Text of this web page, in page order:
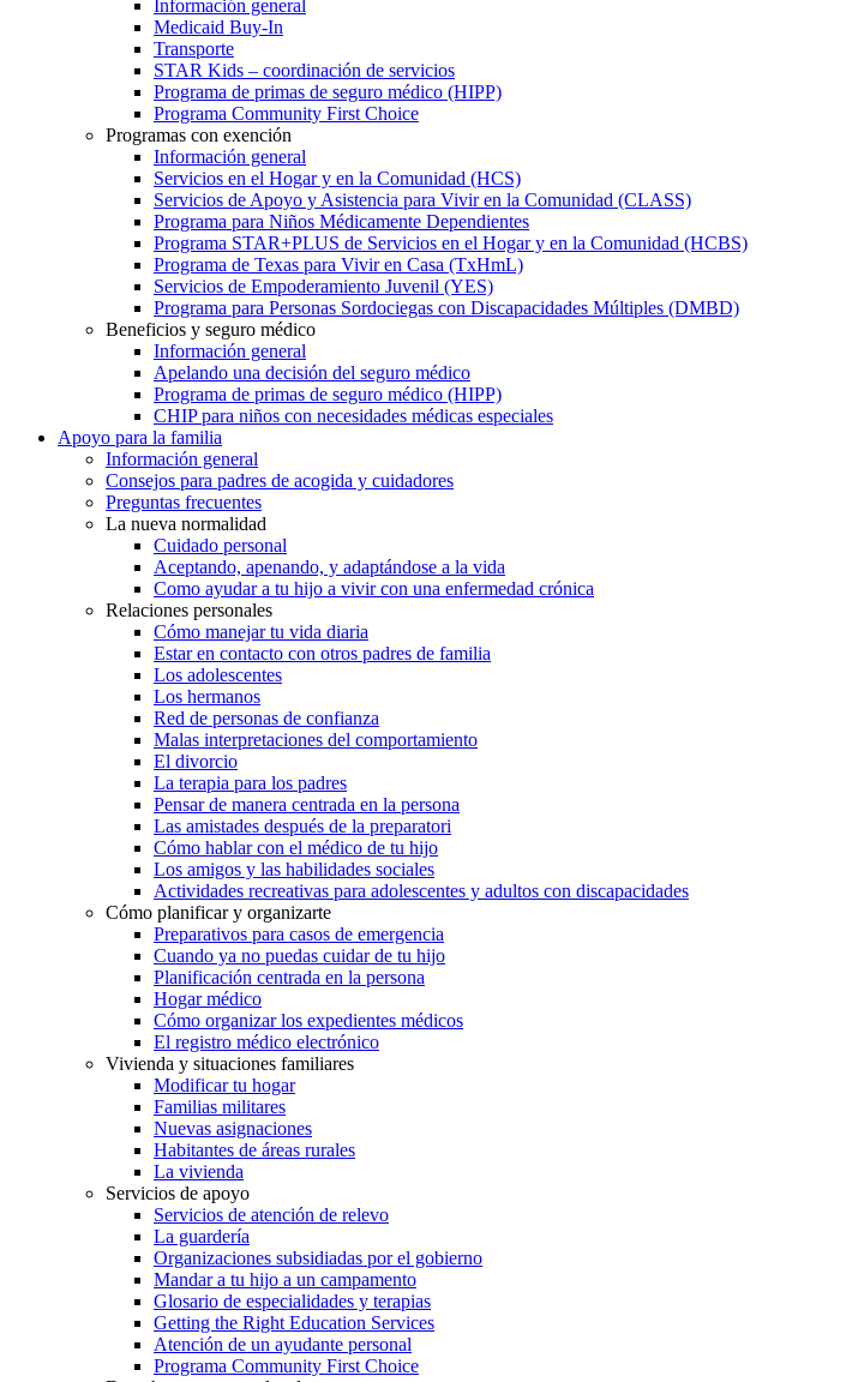
Información general
Medicaid Buy-In
Transporte
STAR Kids – coordinación de servicios
Programa de primas de seguro médico (HIPP)
Programa Community First Choice
Programas con exención
Información general
Servicios en el Hogar y en la Comunidad (HCS)
Servicios de Apoyo y Asistencia para Vivir en la Comunidad (CLASS)
Programa para Niños Médicamente Dependientes
Programa STAR+PLUS de Servicios en el Hogar y en la Comunidad (HCBS)
Programa de Texas para Vivir en Casa (TxHmL)
Servicios de Empoderamiento Juvenil (YES)
Programa para Personas Sordociegas con Discapacidades Múltiples (DMBD)
Beneficios y seguro médico
Información general
Apelando una decisión del seguro médico
Programa de primas de seguro médico (HIPP)
CHIP para niños con necesidades médicas especiales
Apoyo para la familia
Información general
Consejos para padres de acogida y cuidadores
Preguntas frecuentes
La nueva normalidad
Cuidado personal
Aceptando, apenando, y adaptándose a la vida
Como ayudar a tu hijo a vivir con una enfermedad crónica
Relaciones personales
Cómo manejar tu vida diaria
Estar en contacto con otros padres de familia
Los adolescentes
Los hermanos
Red de personas de confianza
Malas interpretaciones del comportamiento
El divorcio
La terapia para los padres
Pensar de manera centrada en la persona
Las amistades después de la preparatori
Cómo hablar con el médico de tu hijo
Los amigos y las habilidades sociales
Actividades recreativas para adolescentes y adultos con discapacidades
Cómo planificar y organizarte
Preparativos para casos de emergencia
Cuando ya no puedas cuidar de tu hijo
Planificación centrada en la persona
Hogar médico
Cómo organizar los expedientes médicos
El registro médico electrónico
Vivienda y situaciones familiares
Modificar tu hogar
Familias militares
Nuevas asignaciones
Habitantes de áreas rurales
La vivienda
Servicios de apoyo
Servicios de atención de relevo
La guardería
Organizaciones subsidiadas por el gobierno
Mandar a tu hijo a un campamento
Glosario de especialidades y terapias
Getting the Right Education Services
Atención de un ayudante personal
Programa Community First Choice